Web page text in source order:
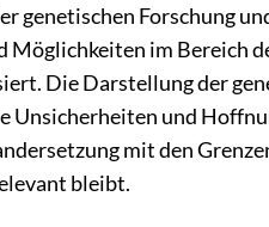
Forschung
im Bereich
Die Darstellung der
und
mit den
bleibt.